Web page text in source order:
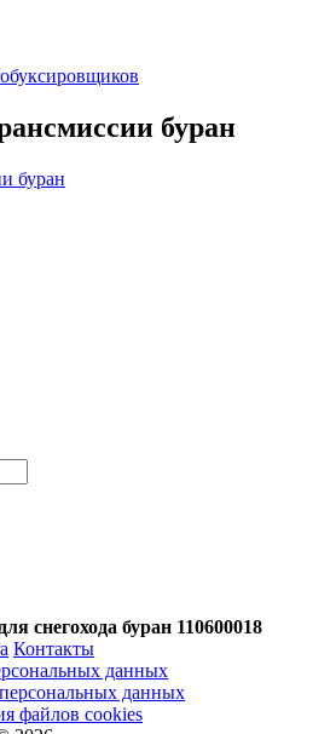
буран
снегохода буран 110600018
Контакты
данных
данных
файлов cookies